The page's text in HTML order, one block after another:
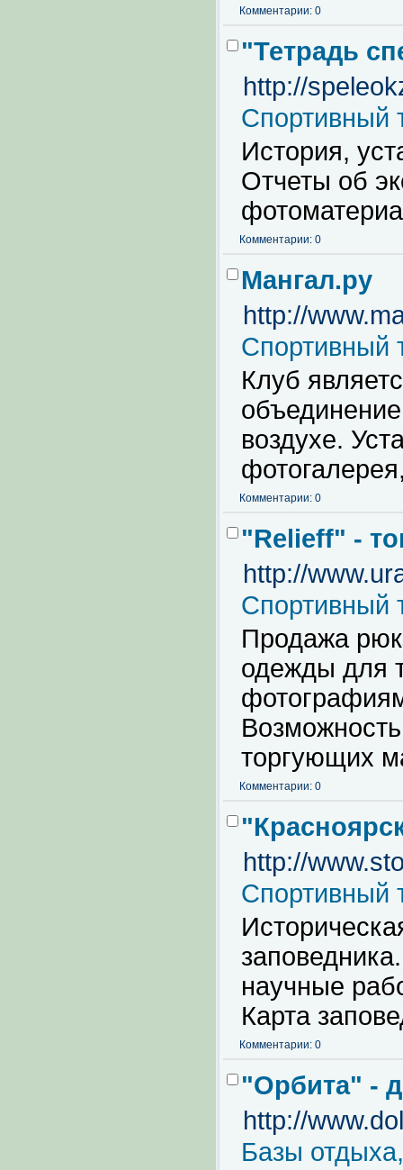
Комментарии: 0
"Тетрадь
http://
Спортивный
История,
Отчеты об
Комментарии: 0
Мангал.ру
http://
Спортивный
Клуб
воздухе.
Комментарии: 0
"Relieff" -
http://
Спортивный
Продажа
одежды для
торгующих
Комментарии: 0
http://
Спортивный
научные
Карта
Комментарии: 0
"Орбита" -
http://
Базы